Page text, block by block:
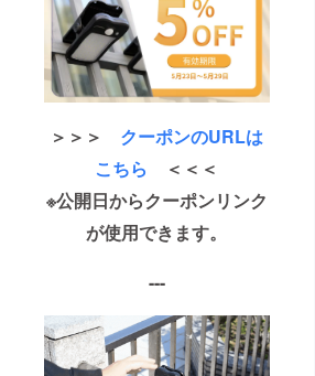
＞＞＞ クーポンのURLは
こちら
＜＜＜
※公開日からクーポンリンク
が使用できます。
---